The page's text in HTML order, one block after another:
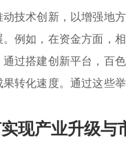
技术创新，以增强地
例如，在资金方面，
过搭建创新平台，百
转化速度。通过这些
现产业升级与